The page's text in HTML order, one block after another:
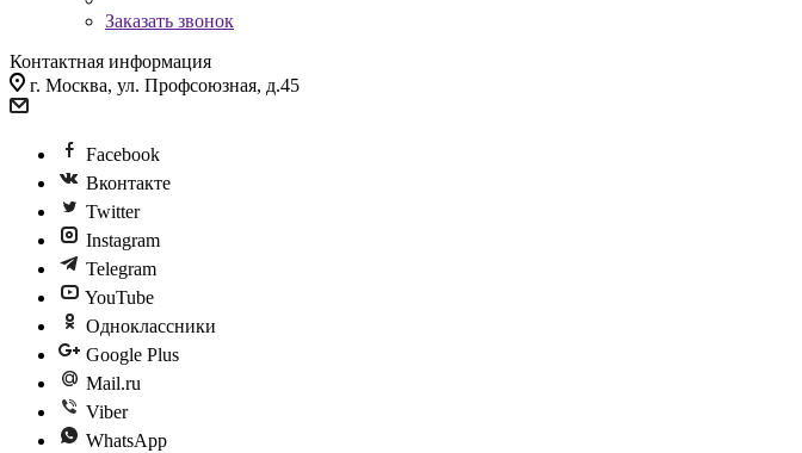
Заказать звонок
Контактная информация
г. Москва, ул. Профсоюзная, д.45
Facebook
Вконтакте
Twitter
Instagram
Telegram
YouTube
Одноклассники
Google Plus
Mail.ru
Viber
WhatsApp